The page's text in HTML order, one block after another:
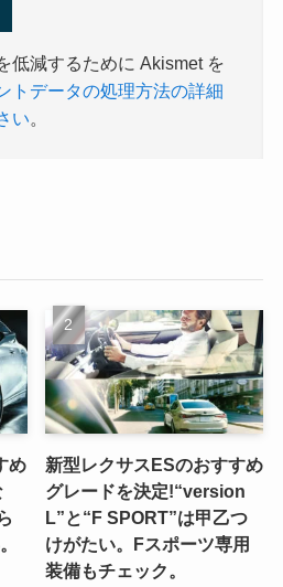
低減するために Akismet を
トデータの処理方法の詳細
い。
め
新型レクサスESのおすすめ
グレードを決定!“version
L”と“F SPORT”は甲乙つ
けがたい。Fスポーツ専用
装備もチェック。